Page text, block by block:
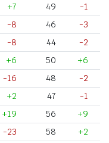
+7 49
-1
-8 46
-3
-8 44
-2
+6 50
+6
-16 48
-2
+2 47
-1
+19 56
+9
-23 58
+2